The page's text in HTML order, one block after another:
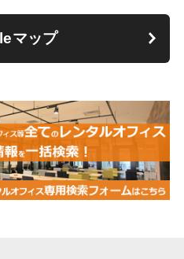
マップ